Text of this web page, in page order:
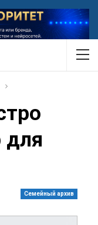
для
Семейный архив